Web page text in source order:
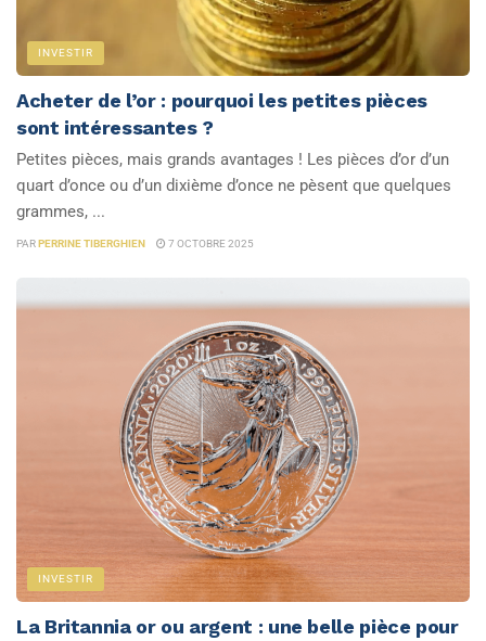
INVESTIR
Acheter de l’or : pourquoi les petites pièces
sont intéressantes ?
Petites pièces, mais grands avantages ! Les pièces d’or d’un
quart d’once ou d’un dixième d’once ne pèsent que quelques
grammes, ...
PARPERRINE TIBERGHIEN 7 OCTOBRE 2025
INVESTIR
La Britannia or ou argent : une belle pièce pour